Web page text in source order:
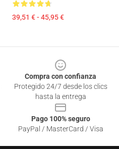
39,51 € - 45,95 €
Compra con confianza
Protegido 24/7 desde los clics
hasta la entrega
Pago 100% seguro
PayPal / MasterCard / Visa